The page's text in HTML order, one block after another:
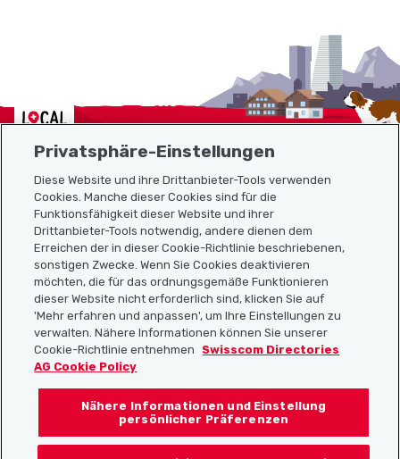
Localcities
Sitemap
Nützliche Links
Localcities App herunterladen
Folgt uns auf:
Privatsphäre-Einstellungen
Diese Website und ihre Drittanbieter-Tools verwenden
Cookies. Manche dieser Cookies sind für die
Funktionsfähigkeit dieser Website und ihrer
Drittanbieter-Tools notwendig, andere dienen dem
Erreichen der in dieser Cookie-Richtlinie beschriebenen,
sonstigen Zwecke. Wenn Sie Cookies deaktivieren
möchten, die für das ordnungsgemäße Funktionieren
dieser Website nicht erforderlich sind, klicken Sie auf
'Mehr erfahren und anpassen', um Ihre Einstellungen zu
verwalten. Nähere Informationen können Sie unserer
Cookie-Richtlinie entnehmen
Swisscom Directories
AG Cookie Policy
Nähere Informationen und Einstellung
persönlicher Präferenzen